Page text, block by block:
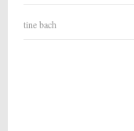
tine bach